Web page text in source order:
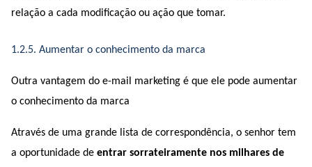
relação a cada modificação ou ação que tomar.
1.2.5. Aumentar o conhecimento da marca
Outra vantagem do e-mail marketing é que ele pode aumentar
o conhecimento da marca
Através de uma grande lista de correspondência, o senhor tem
a oportunidade de entrar sorrateiramente nos milhares de